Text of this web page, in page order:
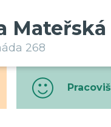
268